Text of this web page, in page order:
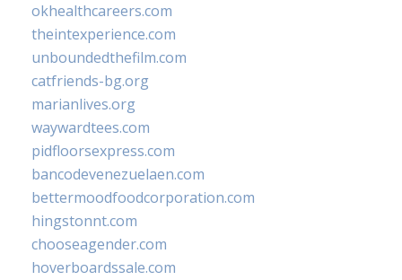
okhealthcareers.com
theintexperience.com
unboundedthefilm.com
catfriends-bg.org
marianlives.org
waywardtees.com
pidfloorsexpress.com
bancodevenezuelaen.com
bettermoodfoodcorporation.com
hingstonnt.com
chooseagender.com
hoverboardssale.com